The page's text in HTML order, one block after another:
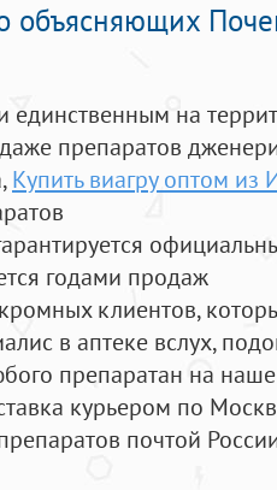
объясняющих
на
препаратов
, Купить виагру оптом из
годами продаж
клиентов,
в аптеке вслух,
препаратан на
курьером по
почтой